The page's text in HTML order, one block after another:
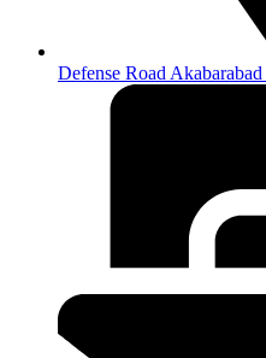
Defense Road